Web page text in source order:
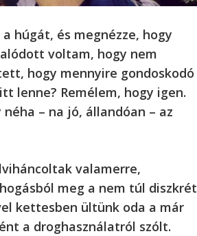
húgát, és megnézze, hogy
voltam, hogy nem
hogy mennyire gondoskodó
lenne? Remélem, hogy igen.
– na jó, állandóan – az
valamerre,
meg a nem túl diszkrét
kettesben ültünk oda a már
a droghasználatról szólt.